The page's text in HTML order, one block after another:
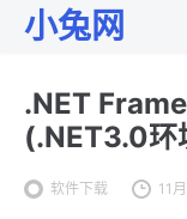
小兔网
.NET
(.NET3.0环
软件下载 11